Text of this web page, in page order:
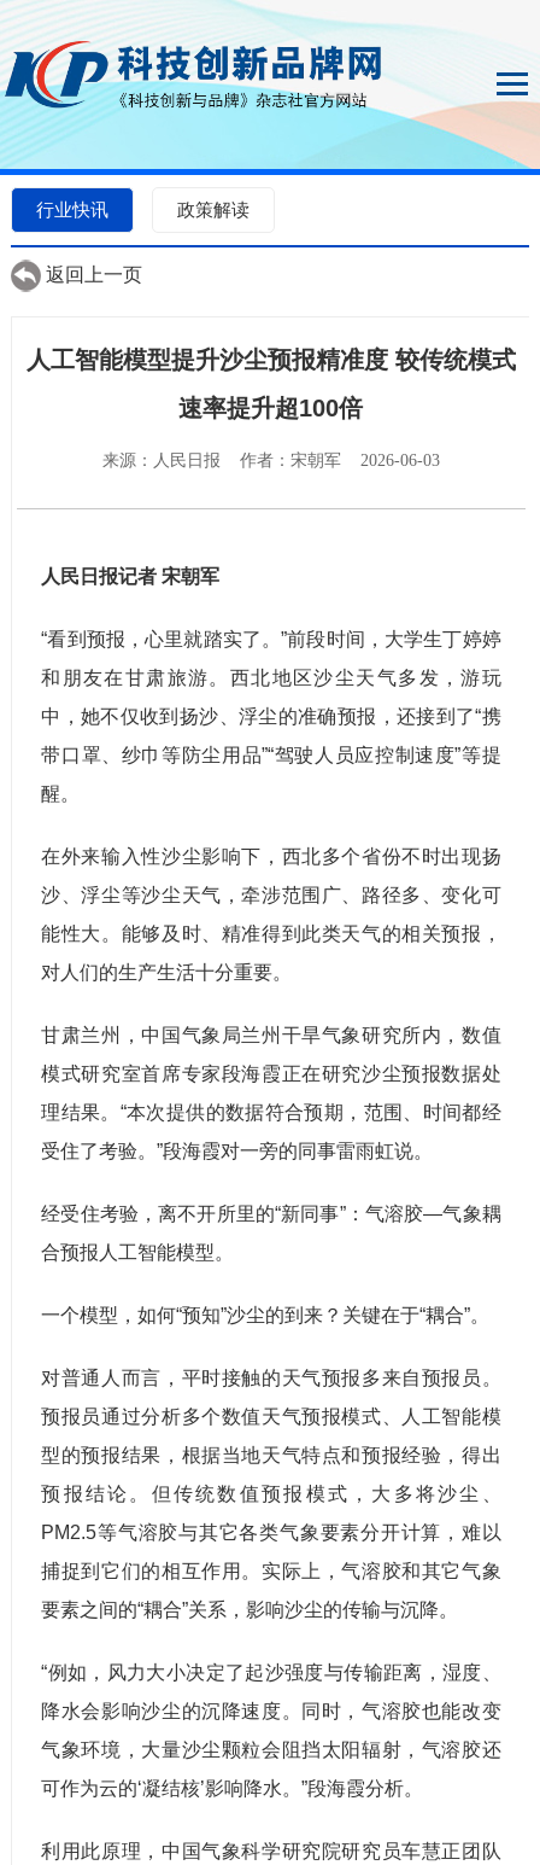
行业快讯 政策解读
返回上一页
人工智能模型提升沙尘预报精准度 较传统模式
速率提升超100倍
来源：人民日报 作者：宋朝军 2026-06-03
人民日报记者 宋朝军
“看到预报，心里就踏实了。”前段时间，大学生丁婷婷
和朋友在甘肃旅游。西北地区沙尘天气多发，游玩
中，她不仅收到扬沙、浮尘的准确预报，还接到了“携
带口罩、纱巾等防尘用品”“驾驶人员应控制速度”等提
醒。
在外来输入性沙尘影响下，西北多个省份不时出现扬
沙、浮尘等沙尘天气，牵涉范围广、路径多、变化可
能性大。能够及时、精准得到此类天气的相关预报，
对人们的生产生活十分重要。
甘肃兰州，中国气象局兰州干旱气象研究所内，数值
模式研究室首席专家段海霞正在研究沙尘预报数据处
理结果。“本次提供的数据符合预期，范围、时间都经
受住了考验。”段海霞对一旁的同事雷雨虹说。
经受住考验，离不开所里的“新同事”：气溶胶—气象耦
合预报人工智能模型。
一个模型，如何“预知”沙尘的到来？关键在于“耦合”。
对普通人而言，平时接触的天气预报多来自预报员。
预报员通过分析多个数值天气预报模式、人工智能模
型的预报结果，根据当地天气特点和预报经验，得出
预报结论。但传统数值预报模式，大多将沙尘、
PM2.5等气溶胶与其它各类气象要素分开计算，难以
捕捉到它们的相互作用。实际上，气溶胶和其它气象
要素之间的“耦合”关系，影响沙尘的传输与沉降。
“例如，风力大小决定了起沙强度与传输距离，湿度、
降水会影响沙尘的沉降速度。同时，气溶胶也能改变
气象环境，大量沙尘颗粒会阻挡太阳辐射，气溶胶还
可作为云的‘凝结核’影响降水。”段海霞分析。
利用此原理，中国气象科学研究院研究员车慧正团队